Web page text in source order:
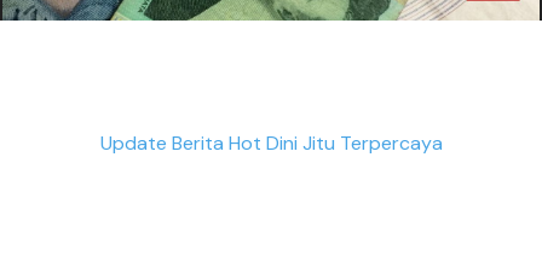
Update Berita Hot Dini Jitu Terpercaya